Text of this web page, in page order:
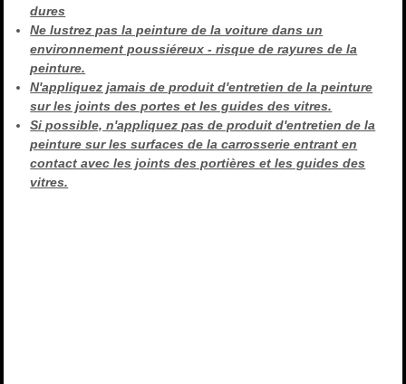
dures
Ne lustrez pas la peinture de la voiture dans un
environnement poussiéreux - risque de rayures de la
peinture.
N'appliquez jamais de produit d'entretien de la peinture
sur les joints des portes et les guides des vitres.
Si possible, n'appliquez pas de produit d'entretien de la
peinture sur les surfaces de la carrosserie entrant en
contact avec les joints des portières et les guides des
vitres.